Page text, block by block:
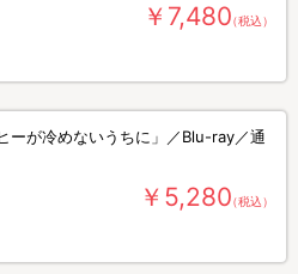
￥7,480（税込）
ーが冷めないうちに」／Blu-ray／通
￥5,280（税込）